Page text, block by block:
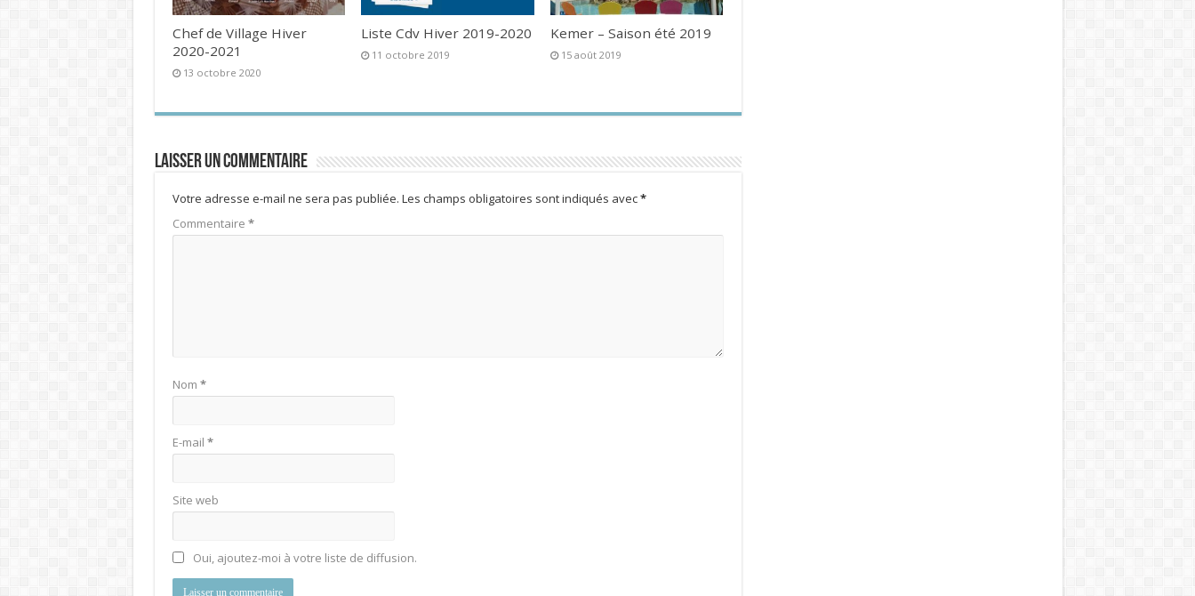
Chef de Village Hiver
2020-2021
13 octobre 2020
Liste Cdv Hiver 2019-2020
11 octobre 2019
Kemer – Saison été 2019
15 août 2019
Laisser un commentaire
Votre adresse e-mail ne sera pas publiée. Les champs obligatoires sont indiqués avec*
Commentaire *
Nom *
E-mail *
Site web
Oui, ajoutez-moi à votre liste de diffusion.